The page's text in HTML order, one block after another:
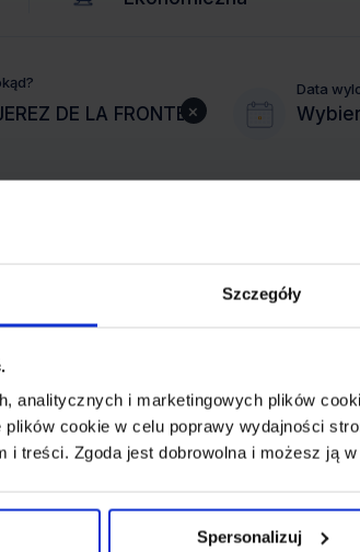
Szczegóły
analitycznych i marketingowych plików
cookie w celu poprawy wydajności
i treści. Zgoda jest dobrowolna i możesz ją
Spersonalizuj
×
Data
REZERWACJA
online lub telefoniczna